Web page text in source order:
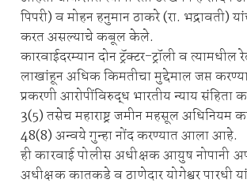
पिपरी) व मोहन हनुमान ठाकरे (रा. भद्रावती)
करत असल्याचे कबूल केले.
कारवाईदरम्यान दोन ट्रॅक्टर-ट्रॉली व
लाखांहून अधिक किमतीचा मुद्देमाल जप्त
प्रकरणी आरोपींविरुद्ध भारतीय न्याय
3(5) तसेच महाराष्ट्र जमीन महसूल
48(8) अन्वये गुन्हा नोंद करण्यात आला आहे.
ही कारवाई पोलीस अधीक्षक आयुष नोपानी
अधीक्षक कातकडे व ठाणेदार योगेश्वर पारधी